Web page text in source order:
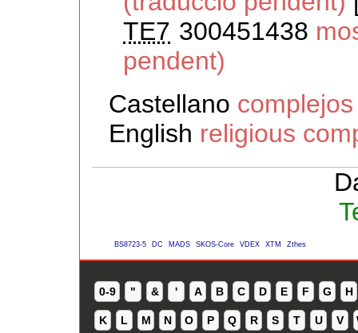
TE7 300451438
pendent)
Castellano
English religious
BS8723-5 DC MADS SKOS-Core VDEX XTM Zthes
0-9 " & ' A B C D E F G H
K L M N O P Q R S T U V